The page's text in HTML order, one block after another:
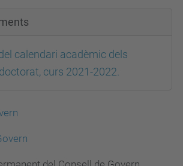
calendari acadèmic dels
curs 2021-2022.